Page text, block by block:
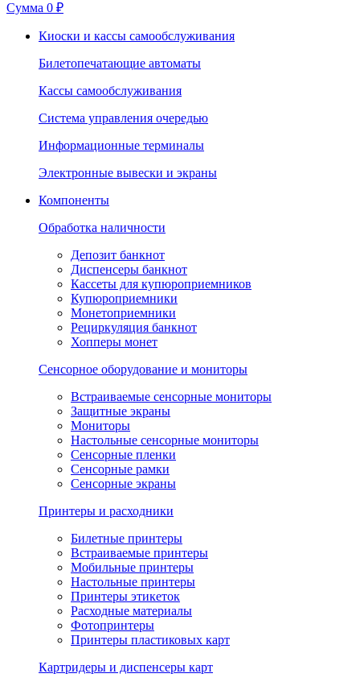
Сумма 0 ₽
Киоски и кассы самообслуживания
Билетопечатающие автоматы
Кассы самообслуживания
Система управления очередью
Информационные терминалы
Электронные вывески и экраны
Компоненты
Обработка наличности
Депозит банкнот
Диспенсеры банкнот
Кассеты для купюроприемников
Купюроприемники
Монетоприемники
Рециркуляция банкнот
Хопперы монет
Сенсорное оборудование и мониторы
Встраиваемые сенсорные мониторы
Защитные экраны
Мониторы
Настольные сенсорные мониторы
Сенсорные пленки
Сенсорные рамки
Сенсорные экраны
Принтеры и расходники
Билетные принтеры
Встраиваемые принтеры
Мобильные принтеры
Настольные принтеры
Принтеры этикеток
Расходные материалы
Фотопринтеры
Принтеры пластиковых карт
Картридеры и диспенсеры карт